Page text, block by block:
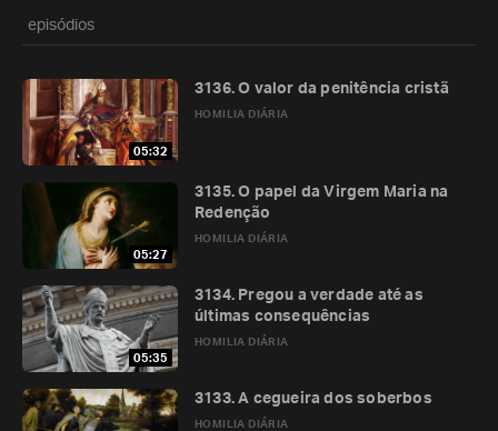
episódios
05:32
HOMILIA DIÁRIA
3136. O valor da penitência cristã
05:27
HOMILIA DIÁRIA
3135. O papel da Virgem Maria na
Redenção
05:35
HOMILIA DIÁRIA
3134. Pregou a verdade até as
últimas consequências
HOMILIA DIÁRIA
3133. A cegueira dos soberbos